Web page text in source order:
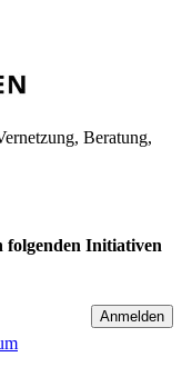
Beratung,
Anmelden
folgenden Initiativen